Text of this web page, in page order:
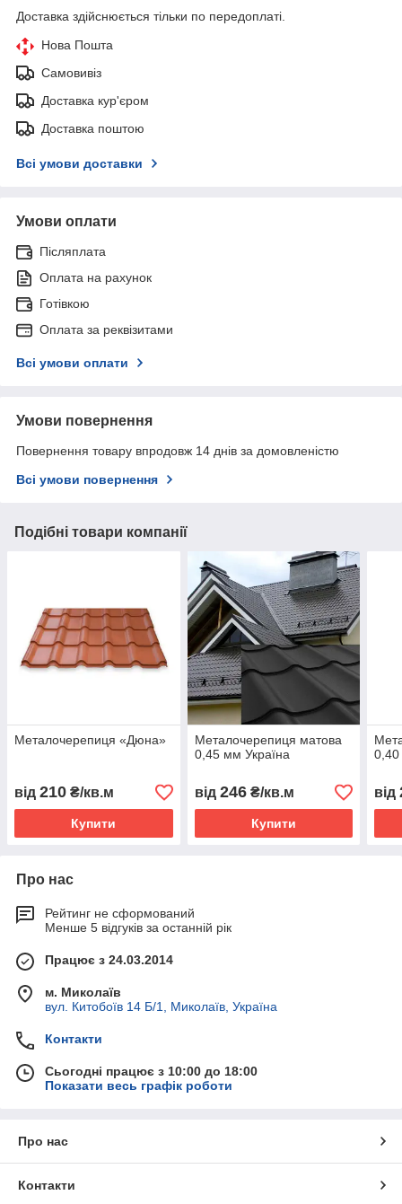
Доставка здійснюється тільки по передоплаті.
Нова Пошта
Самовивіз
Доставка кур'єром
Доставка поштою
Всі умови доставки
Умови оплати
Післяплата
Оплата на рахунок
Готівкою
Оплата за реквізитами
Всі умови оплати
Умови повернення
Повернення товару впродовж 14 днів за домовленістю
Всі умови повернення
Подібні товари компанії
Металочерепиця «Дюна»
від 210 ₴/кв.м
Купити
Металочерепиця матова
0,45 мм Україна
від 246₴/кв.м
Купити
від
Про нас
Рейтинг не сформований
Менше 5 відгуків за останній рік
Працює з 24.03.2014
м. Миколаїв
вул. Китобоїв 14 Б/1, Миколаїв, Україна
Контакти
Сьогодні працює з 10:00 до 18:00
Показати весь графік роботи
Про нас
Контакти